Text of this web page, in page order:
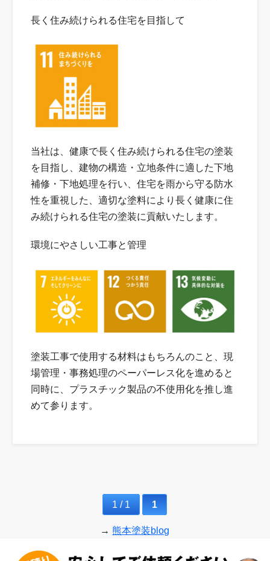
長く住み続けられる住宅を目指して
当社は、健康で長く住み続けられる住宅の塗装
を目指し、建物の構造・立地条件に適した下地
補修・下地処理を行い、住宅を雨から守る防水
性を重視した、適切な塗料により長く健康に住
み続けられる住宅の塗装に貢献いたします。
環境にやさしい工事と管理
塗装工事で使用する材料はもちろんのこと、現
場管理・事務処理のペーパーレス化を進めると
同時に、プラスチック製品の不使用化を推し進
めて参ります。
1 / 1 1
→熊本塗装blog